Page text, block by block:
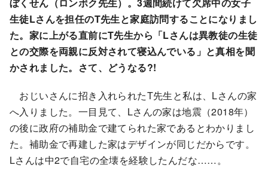
生徒Lさんを担任のT先生と家庭訪問することになりまし
た。家に上がる直前にT先生から「Lさんは異教徒の生徒
との交際を両親に反対されて寝込んでいる」と真相を聞
かされました。さて、どうなる?!
おじいさんに招き入れられたT先生と私は、Lさんの家
へ入りました。一目見て、Lさんの家は地震（2018年）
の後に政府の補助金で建てられた家であるとわかりまし
た。補助金で再建した家はデザインが同じだからです。
Lさんは中2で自宅の全壊を経験したんだな……。